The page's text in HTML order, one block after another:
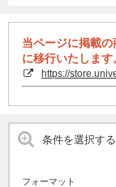
当ページに掲載
に移行いたします
https://
条件を選択する
フォーマット